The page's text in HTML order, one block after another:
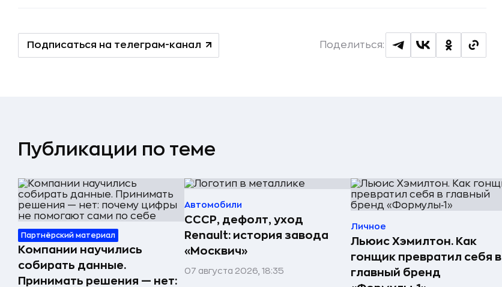
Подписаться на телеграм-канал Поделиться:
Публикации по теме
Партнёрский материал
Компании научились
собирать данные.
Принимать решения — нет:
Автомобили
СССР, дефолт, уход
Renault: история завода
«Москвич»
07 августа 2026, 18:35
Личное
Льюис Хэмилтон. Как
гонщик превратил себя в
главный бренд